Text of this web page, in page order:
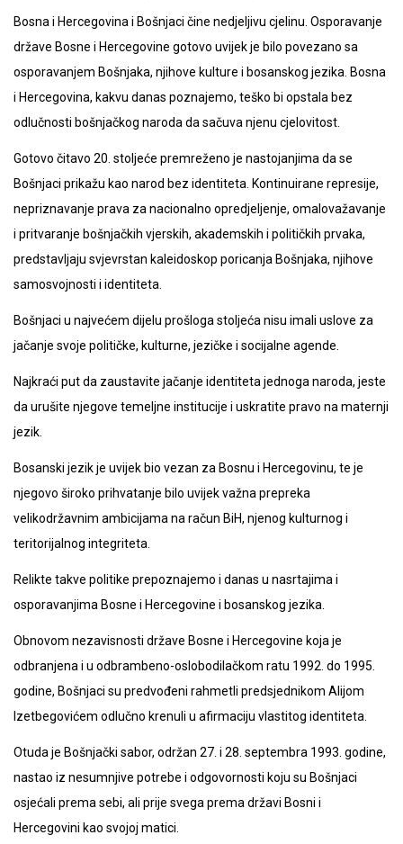
Bosna i Hercegovina i Bošnjaci čine nedjeljivu cjelinu. Osporavanje
države Bosne i Hercegovine gotovo uvijek je bilo povezano sa
osporavanjem Bošnjaka, njihove kulture i bosanskog jezika. Bosna
i Hercegovina, kakvu danas poznajemo, teško bi opstala bez
odlučnosti bošnjačkog naroda da sačuva njenu cjelovitost.
Gotovo čitavo 20. stoljeće premreženo je nastojanjima da se
Bošnjaci prikažu kao narod bez identiteta. Kontinuirane represije,
nepriznavanje prava za nacionalno opredjeljenje, omalovažavanje
i pritvaranje bošnjačkih vjerskih, akademskih i političkih prvaka,
predstavljaju svjevrstan kaleidoskop poricanja Bošnjaka, njihove
samosvojnosti i identiteta.
Bošnjaci u najvećem dijelu prošloga stoljeća nisu imali uslove za
jačanje svoje političke, kulturne, jezičke i socijalne agende.
Najkraći put da zaustavite jačanje identiteta jednoga naroda, jeste
da urušite njegove temeljne institucije i uskratite pravo na maternji
jezik.
Bosanski jezik je uvijek bio vezan za Bosnu i Hercegovinu, te je
njegovo široko prihvatanje bilo uvijek važna prepreka
velikodržavnim ambicijama na račun BiH, njenog kulturnog i
teritorijalnog integriteta.
Relikte takve politike prepoznajemo i danas u nasrtajima i
osporavanjima Bosne i Hercegovine i bosanskog jezika.
Obnovom nezavisnosti države Bosne i Hercegovine koja je
odbranjena i u odbrambeno-oslobodilačkom ratu 1992. do 1995.
godine, Bošnjaci su predvođeni rahmetli predsjednikom Alijom
Izetbegovićem odlučno krenuli u afirmaciju vlastitog identiteta.
Otuda je Bošnjački sabor, održan 27. i 28. septembra 1993. godine,
nastao iz nesumnjive potrebe i odgovornosti koju su Bošnjaci
osjećali prema sebi, ali prije svega prema državi Bosni i
Hercegovini kao svojoj matici.